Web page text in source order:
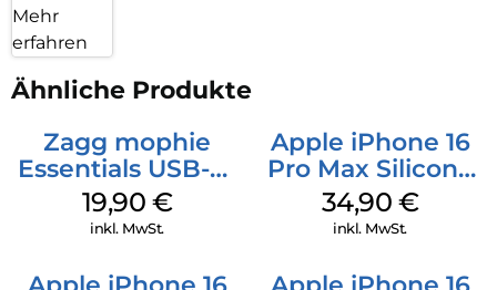
Mehr
erfahren
Ähnliche Produkte
Zagg mophie
Essentials USB-C-
20W Charger PD
Weiß
19,90 €
inkl. MwSt.
Apple iPhone 16
Pro Max Silicone
Case MagSafe
Denim
34,90 €
inkl. MwSt.